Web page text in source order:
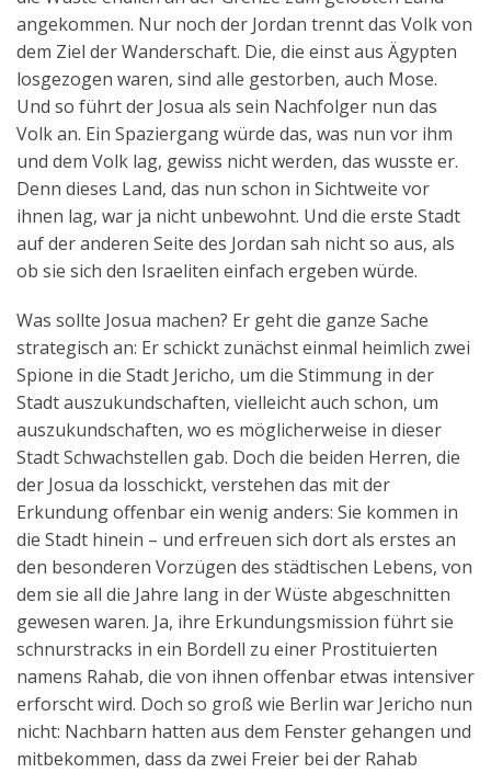
English
angekommen. Nur noch der Jordan trennt das Volk von
dem Ziel der Wanderschaft. Die, die einst aus Ägypten
losgezogen waren, sind alle gestorben, auch Mose.
Und so führt der Josua als sein Nachfolger nun das
Volk an. Ein Spaziergang würde das, was nun vor ihm
und dem Volk lag, gewiss nicht werden, das wusste er.
Denn dieses Land, das nun schon in Sichtweite vor
ihnen lag, war ja nicht unbewohnt. Und die erste Stadt
auf der anderen Seite des Jordan sah nicht so aus, als
ob sie sich den Israeliten einfach ergeben würde.
Was sollte Josua machen? Er geht die ganze Sache
strategisch an: Er schickt zunächst einmal heimlich zwei
Spione in die Stadt Jericho, um die Stimmung in der
Stadt auszukundschaften, vielleicht auch schon, um
auszukundschaften, wo es möglicherweise in dieser
Stadt Schwachstellen gab. Doch die beiden Herren, die
der Josua da losschickt, verstehen das mit der
Erkundung offenbar ein wenig anders: Sie kommen in
die Stadt hinein – und erfreuen sich dort als erstes an
den besonderen Vorzügen des städtischen Lebens, von
dem sie all die Jahre lang in der Wüste abgeschnitten
gewesen waren. Ja, ihre Erkundungsmission führt sie
schnurstracks in ein Bordell zu einer Prostituierten
namens Rahab, die von ihnen offenbar etwas intensiver
erforscht wird. Doch so groß wie Berlin war Jericho nun
nicht: Nachbarn hatten aus dem Fenster gehangen und
mitbekommen, dass da zwei Freier bei der Rahab